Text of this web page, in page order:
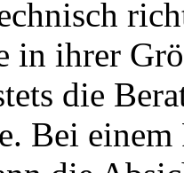
in ihrer
die
Bei